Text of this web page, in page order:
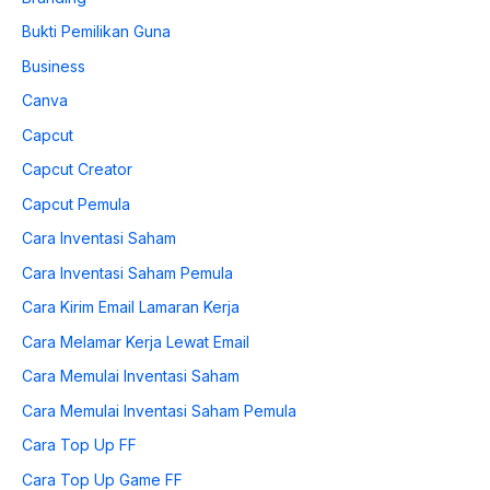
Bukti Pemilikan Guna
Business
Canva
Capcut
Capcut Creator
Capcut Pemula
Cara Inventasi Saham
Cara Inventasi Saham Pemula
Cara Kirim Email Lamaran Kerja
Cara Melamar Kerja Lewat Email
Cara Memulai Inventasi Saham
Cara Memulai Inventasi Saham Pemula
Cara Top Up FF
Cara Top Up Game FF